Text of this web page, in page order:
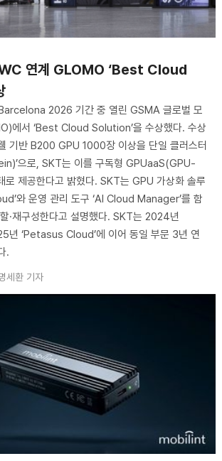
연계 GLOMO ‘Best Cloud
2026 기간 중 열린 GSMA 글로벌 모
에서 ‘Best Cloud Solution’을 수상했다. 수상
기반 B200 GPU 1000장 이상을 단일 클러스터
으로, SKT는 이를 구독형 GPUaaS(GPU-
제공한다고 밝혔다. SKT는 GPU 가상화 솔루
와 운영 관리 도구 ‘AI Cloud Manager’를 함
·재구성한다고 설명했다. SKT는 2024년
년 ‘Petasus Cloud’에 이어 동일 부문 3년 연
.
세환 기자